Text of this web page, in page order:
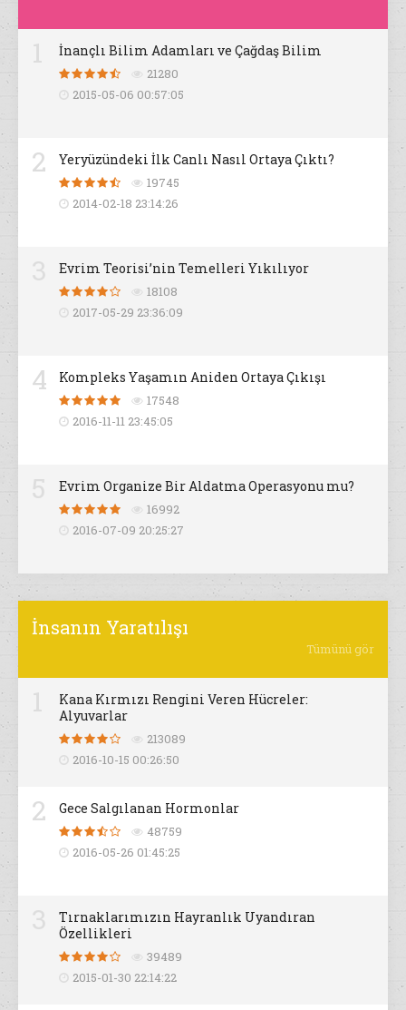
İnançlı Bilim Adamları ve Çağdaş Bilim
21280
2015-05-06 00:57:05
2 Yeryüzündeki İlk Canlı Nasıl Ortaya Çıktı?
19745
2014-02-18 23:14:26
Evrim Teorisi’nin Temelleri Yıkılıyor
18108
2017-05-29 23:36:09
4 Kompleks Yaşamın Aniden Ortaya Çıkışı
17548
2016-11-11 23:45:05
Evrim Organize Bir Aldatma Operasyonu mu?
16992
2016-07-09 20:25:27
İnsanın Yaratılışı
Tümünü gör
Kana Kırmızı Rengini Veren Hücreler:
Alyuvarlar
213089
2016-10-15 00:26:50
2 Gece Salgılanan Hormonlar
48759
2016-05-26 01:45:25
Tırnaklarımızın Hayranlık Uyandıran
Özellikleri
39489
2015-01-30 22:14:22